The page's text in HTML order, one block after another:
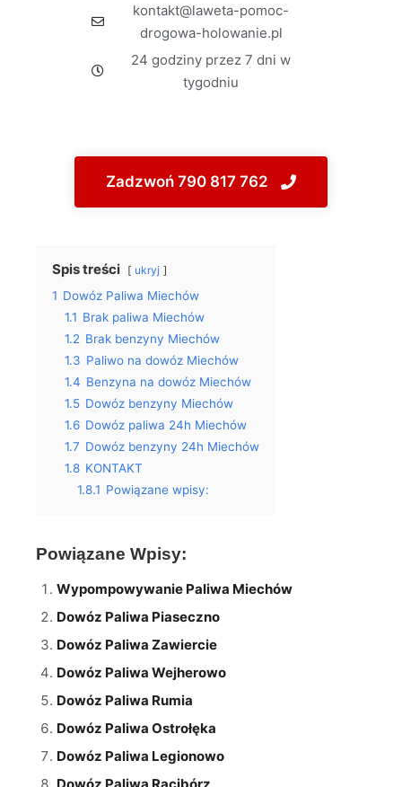
kontakt@laweta-pomoc-
drogowa-holowanie.pl
24 godziny przez 7 dni w
tygodniu
Zadzwoń 790 817 762
Spis treści ukryj
1 Dowóz Paliwa Miechów
1.1 Brak paliwa Miechów
1.2 Brak benzyny Miechów
1.3 Paliwo na dowóz Miechów
1.4 Benzyna na dowóz Miechów
1.5 Dowóz benzyny Miechów
1.6 Dowóz paliwa 24h Miechów
1.7 Dowóz benzyny 24h Miechów
1.8 KONTAKT
1.8.1 Powiązane wpisy:
Powiązane Wpisy:
Wypompowywanie Paliwa Miechów
Dowóz Paliwa Piaseczno
Dowóz Paliwa Zawiercie
Dowóz Paliwa Wejherowo
Dowóz Paliwa Rumia
Dowóz Paliwa Ostrołęka
Dowóz Paliwa Legionowo